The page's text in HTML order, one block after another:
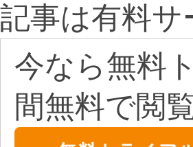
記事は有料
今なら無料
間無料で閲